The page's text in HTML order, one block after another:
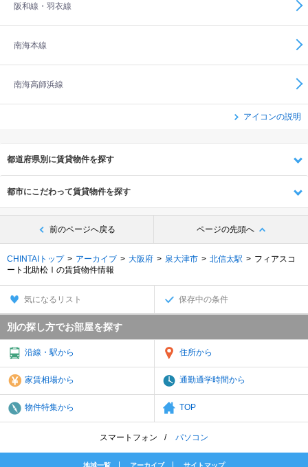
阪和線・羽衣線
南海本線
南海高師浜線
アイコンの説明
都道府県別に賃貸物件を探す
都市にこだわって賃貸物件を探す
前のページへ戻る ページの先頭へ
CHINTAIトップ アーカイブ 大阪府 泉大津市 北信太駅
フィアスコ
ート北助松Ⅰの賃貸物件情報
気になるリスト 保存中の条件
別の探し方でお部屋を探す
沿線・駅から 住所から
家賃相場から 通勤通学時間から
物件特集から TOP
スマートフォン パソコン
地域一覧 アーカイブ サイトマップ